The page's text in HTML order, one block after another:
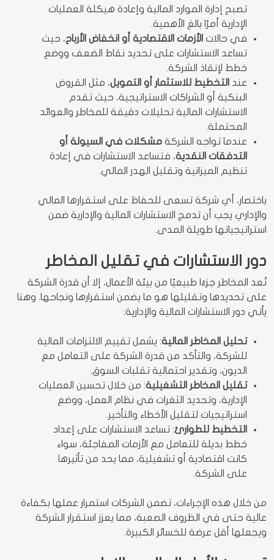
تصبح إدارة الموارد المالية وإعادة هيكلة العمليات
الإدارية أمرًا بالغ الأهمية.
في حالات الأزمات الاقتصادية أو انخفاض الأرباح، حيث
تساعد الاستشارات على تحديد نقاط الضعف ووضع
خطط لإنقاذ الشركة.
عند التخطيط للاستثمار أو التمويل، مثل القروض
البنكية أو الشراكات الاستراتيجية، حيث تقدم
الاستشارات المالية تحليلات دقيقة للمخاطر والعوائد
المحتملة.
عندما تواجه الشركة مشكلات في السيولة أو
التدفقات النقدية، فتساعد الاستشارات في إعادة
تنظيم الميزانية وتقليل الهدر المالي.
باختصار، أي شركة تسعى للحفاظ على استقرارها المالي
والإداري يجب أن تدمج الاستشارات المالية والإدارية ضمن
استراتيجياتها طويلة المدى.
دور الاستشارات في تقليل المخاطر
تُعد المخاطر جزءًا طبيعيًا من بيئة الأعمال، إلا أن قدرة الشركة
على تحديدها وتقليلها هو ما يضمن استقرارها ونجاحها. وهنا
يأتي دور الاستشارات المالية والإدارية:
تحليل المخاطر المالية: يشمل تقييم الالتزامات المالية
للشركة، والتأكد من قدرة الشركة على التعامل مع
الديون، وتقدير احتمالية تقلبات السوق.
تقليل المخاطر التشغيلية: من خلال تحسين العمليات
الإدارية، وتحديد الثغرات في نظام العمل، ووضع
استراتيجيات لتقليل الأخطاء والتأخير.
التخطيط للطوارئ: تساعد الاستشارات على إعداد
خطط بديلة للتعامل مع الأزمات المفاجئة، سواء
كانت اقتصادية أو تشغيلية، مما يحد من تأثيرها
على الشركة.
من خلال هذه الإجراءات، تضمن الشركات استمرار عملها بكفاءة
عالية حتى في الظروف الصعبة، مما يعزز استقرار الشركة
ويجعلها أقل عرضة للخسائر الكبيرة.